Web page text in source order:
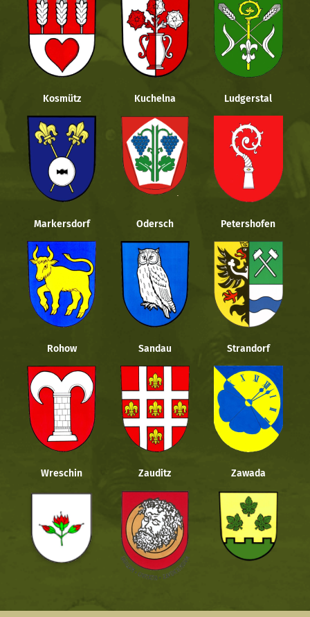
Kosmütz Kuchelna Ludgerstal
Markersdorf Odersch Petershofen
Rohow Sandau Strandorf
Wreschin Zauditz Zawada